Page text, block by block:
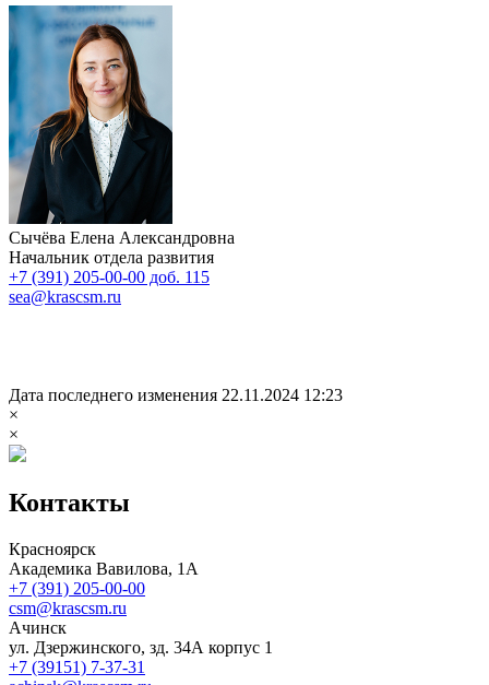
Сычёва Елена Александровна
Начальник отдела развития
+7 (391) 205-00-00 доб. 115
sea@krascsm.ru
Дата последнего изменения 22.11.2024 12:23
×
×
Контакты
Красноярск
Академика Вавилова, 1А
+7 (391) 205-00-00
csm@krascsm.ru
Ачинск
ул. Дзержинского, зд. 34А корпус 1
+7 (39151) 7-37-31